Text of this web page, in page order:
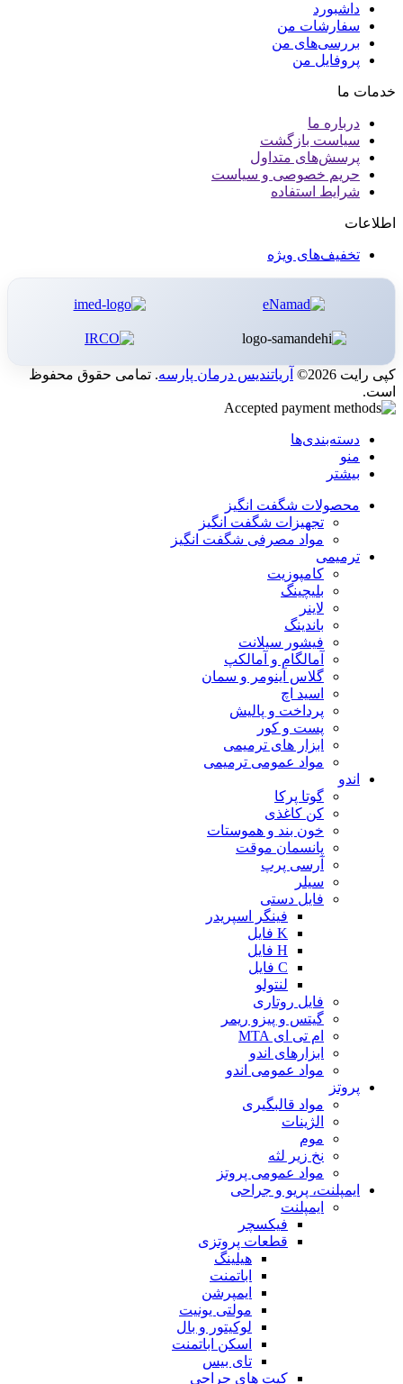
داشبورد
سفارشات من
بررسی‌های من
پروفایل من
خدمات ما
درباره ما
سیاست بازگشت
پرسش‌های متداول
حریم خصوصی و سیاست
شرایط استفاده
اطلاعات
تخفیف‌های ویژه
کپی رایت 2026© آریاتندیس درمان پارسه. تمامی حقوق محفوظ
است.
دسته‌بندی‌ها
منو
بیشتر
محصولات شگفت انگیز
تجهیزات شگفت انگیز
مواد مصرفی شگفت انگیز
ترمیمی
کامپوزیت
بلیچینگ
لاینر
باندینگ
فیشور سیلانت
آمالگام و آمالکپ
گلاس آینومر و سمان
اسید اچ
پرداخت و پالیش
پست و کور
ابزار های ترمیمی
مواد عمومی ترمیمی
اندو
گوتا پرکا
کن کاغذی
خون بند و هموستات
پانسمان موقت
آرسی پرپ
سیلر
فایل دستی
فینگر اسپریدر
K فایل
H فایل
C فایل
لنتولو
فایل روتاری
گیتس و پیزو ریمر
ام تی ای MTA
ابزارهای اندو
مواد عمومی اندو
پروتز
مواد قالبگیری
الژینات
موم
نخ زیر لثه
مواد عمومی پروتز
ایمپلنت، پریو و جراحی
ایمپلنت
فیکسچر
قطعات پروتزی
هیلینگ
اباتمنت
ایمپرشن
مولتی یونیت
لوکیتور و بال
اسکن اباتمنت
تای بیس
کیت های جراحی